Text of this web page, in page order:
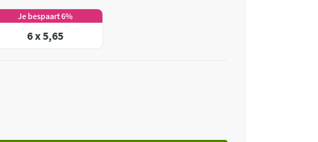
Je bespaart 6%
6 x 5,65